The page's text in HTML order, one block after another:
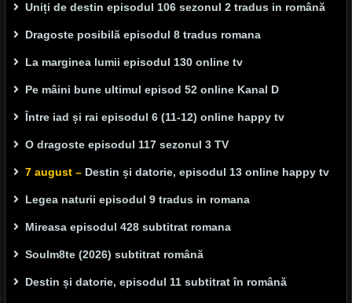
Uniți de destin episodul 106 sezonul 2 tradus in română
Dragoste posibilă episodul 8 tradus romana
La marginea lumii episodul 130 online tv
Pe mâini bune ultimul episod 52 online Kanal D
Între iad și rai episodul 6 (11-12) online happy tv
O dragoste episodul 117 sezonul 3 TV
7 august – Destin și datorie, episodul 13 online happy tv
Legea naturii episodul 9 tradus in romana
Mireasa episodul 428 subtitrat romana
Soulm8te (2026) subtitrat română
Destin și datorie, episodul 11 subtitrat în română